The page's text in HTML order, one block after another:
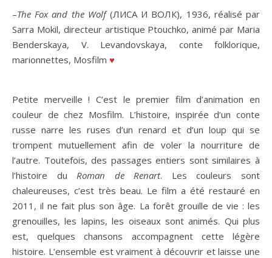
–The Fox and the Wolf(ЛИСА И ВОЛК), 1936, réalisé par
Sarra Mokil, directeur artistique Ptouchko, animé par Maria
Benderskaya, V. Levandovskaya, conte folklorique,
marionnettes, Mosfilm ♥
Petite merveille ! C’est le premier film d’animation en
couleur de chez Mosfilm. L’histoire, inspirée d’un conte
russe narre les ruses d’un renard et d’un loup qui se
trompent mutuellement afin de voler la nourriture de
l’autre. Toutefois, des passages entiers sont similaires à
l’histoire du Roman de Renart. Les couleurs sont
chaleureuses, c’est très beau. Le film a été restauré en
2011, il ne fait plus son âge. La forêt grouille de vie : les
grenouilles, les lapins, les oiseaux sont animés. Qui plus
est, quelques chansons accompagnent cette légère
histoire. L’ensemble est vraiment à découvrir et laisse une